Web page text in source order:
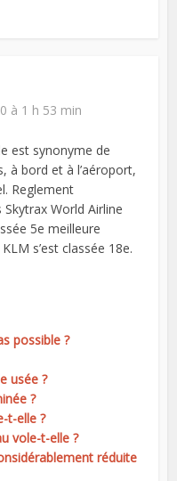
à 1 h 53 min
est synonyme de
à bord et à l’aéroport,
Reglement
World Airline
5e meilleure
s’est classée 18e.
possible ?
usée ?
?
t-elle ?
vole-t-elle ?
réduite